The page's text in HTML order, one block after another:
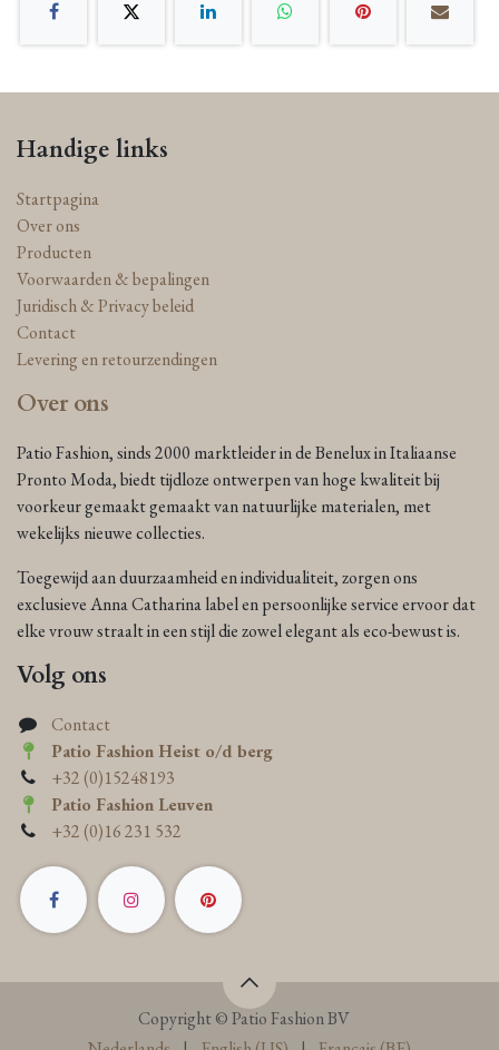
Handige links
Startpagina
Over ons
Producten
Voorwaarden & bepalingen
Juridisch & Privacy beleid
Contact
Levering en retourzendingen
Over ons
Patio Fashion, sinds 2000 marktleider in de Benelux in Italiaanse
Pronto Moda, biedt tijdloze ontwerpen van hoge kwaliteit bij
voorkeur gemaakt gemaakt van natuurlijke materialen, met
wekelijks nieuwe collecties.
Toegewijd aan duurzaamheid en individualiteit, zorgen ons
exclusieve Anna Catharina label en persoonlijke service ervoor dat
elke vrouw straalt in een stijl die zowel elegant als eco-bewust is.
Volg ons
Contact
Patio Fashion Heist o/d berg
+32 (0)15248193
Patio Fashion Leuven
+32 (0)16 231 532
Copyright © Patio Fashion BV